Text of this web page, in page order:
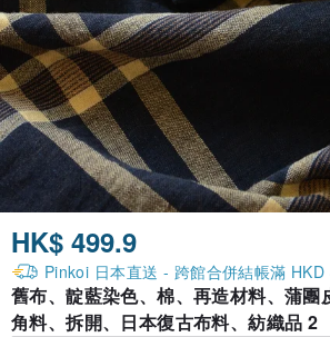
HK$ 499.9
Pinkoi 日本直送 - 跨館合併結帳滿
舊布、靛藍染色、棉、再造材料、蒲團
角料、拆開、日本復古布料、紡織品 2